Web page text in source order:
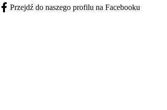
Facebook - otwiera się w nowej karcie
Przejdź do naszego profilu na Facebooku